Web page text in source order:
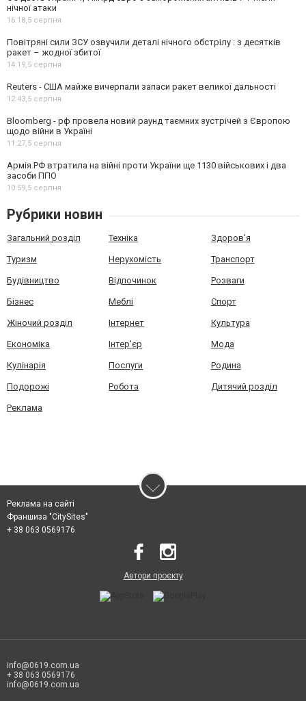
нічної атаки
16:18,5 серпня
Повітряні сили ЗСУ озвучили деталі нічного обстрілу : з десятків
ракет – жодної збитої
14:19,5 серпня
Reuters - США майже вичерпали запаси ракет великої дальності
12:43,5 серпня
Bloomberg - рф провела новий раунд таємних зустрічей з Європою
щодо війни в Україні
11:27,5 серпня
Армія РФ втратила на війні проти України ще 1130 військових і два
засоби ППО
10:59,5 серпня
Рубрики новин
Загальний розділ Техніка Здоров'я
Туризм Нерухомість Транспорт
Будівництво Відпочинок Розваги
Бізнес Меблі Спорт
Жіночий розділ Інтернет Культура
Економіка Інтер'єр Мода
Кулінарія Послуги Родина
Подорожі Робота Дитячий розділ
Реклама
Реклама на сайті
Франшиза "CitySites"
+ 38 063 0569176
Автори проєкту
info@0619.com.ua
+ 38 063 0569176
info@0619.com.ua